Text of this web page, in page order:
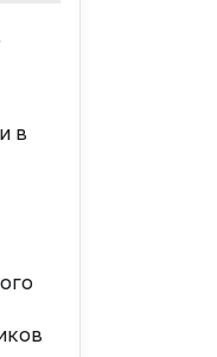
в